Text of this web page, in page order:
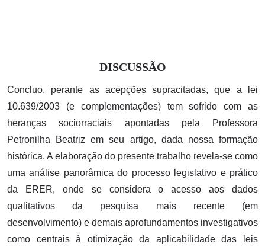
DISCUSSÃO
Concluo, perante as acepções supracitadas, que a lei
10.639/2003 (e complementações) tem sofrido com as
heranças sociorraciais apontadas pela Professora
Petronilha Beatriz em seu artigo, dada nossa formação
histórica. A elaboração do presente trabalho revela-se como
uma análise panorâmica do processo legislativo e prático
da ERER, onde se considera o acesso aos dados
qualitativos da pesquisa mais recente (em
desenvolvimento) e demais aprofundamentos investigativos
como centrais à otimização da aplicabilidade das leis